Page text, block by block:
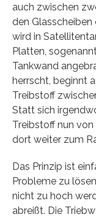
auch zwischen
den Glasscheiben
wird in
Platten,
Tankwand
herrscht, beginnt
Treibstoff
Statt sich
Treibstoff nun
dort weiter zum
Das Prinzip ist
Probleme zu
nicht zu hoch
abreißt. Die